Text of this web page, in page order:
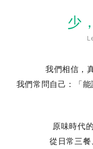
少
我們相信，
我們常問自己：「
原味時代
從日常三